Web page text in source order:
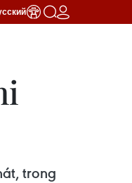
trong